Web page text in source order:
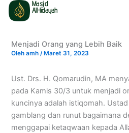
Lewati
Masjid
AlHidayah
Menjadi Orang yang Lebih Baik
Olehamh/ Maret 31, 2023
Ust. Drs. H. Qomarudin, MA
pada Kamis 30/3 untuk menjadi
kuncinya adalah istiqomah.
gamblang dan runut bagaimana
menggapai ketaqwaan kepada